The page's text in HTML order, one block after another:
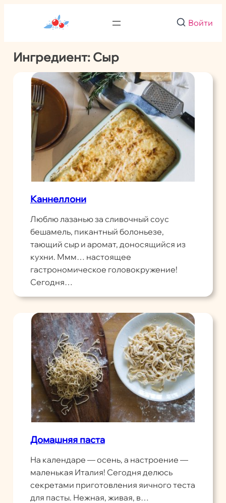
Войти
Ингредиент: Сыр
Каннеллони
Люблю лазанью за сливочный соус
бешамель, пикантный болоньезе,
тающий сыр и аромат, доносящийся из
кухни. Ммм… настоящее
гастрономическое головокружение!
Сегодня…
Домашняя паста
На календаре — осень, а настроение —
маленькая Италия! Сегодня делюсь
секретами приготовления яичного теста
для пасты. Нежная, живая, в…